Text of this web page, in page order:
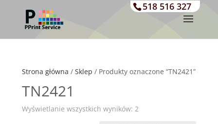
518 516 327
Strona główna / Sklep / Produkty oznaczone “TN2421”
TN2421
Wyświetlanie wszystkich wyników: 2